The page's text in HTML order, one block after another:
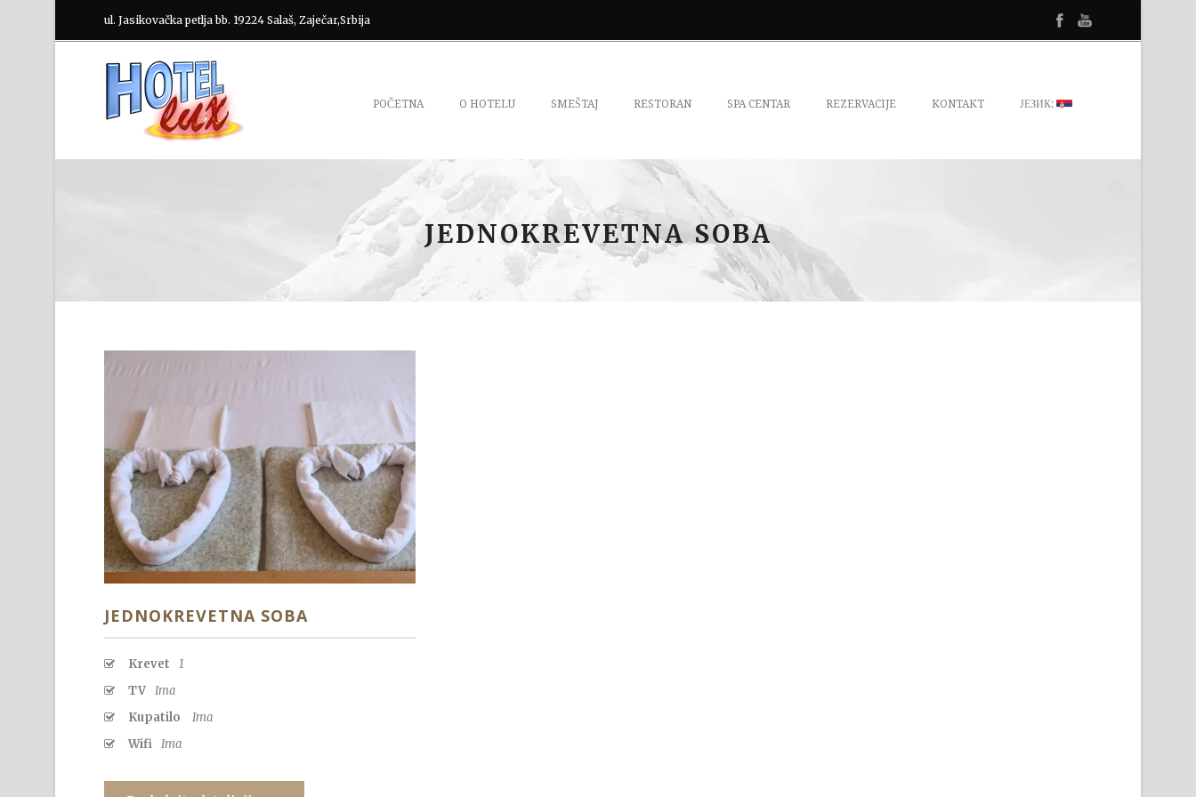
ul. Jasikovačka petlja bb. 19224 Salaš, Zaječar,Srbija
POČETNA O HOTELU SMEŠTAJ RESTORAN SPA CENTAR REZERVACIJE KONTAKT ЈЕЗИК:
JEDNOKREVETNA SOBA
JEDNOKREVETNA SOBA
Krevet
1
TV Ima
Kupatilo
Ima
Wifi Ima